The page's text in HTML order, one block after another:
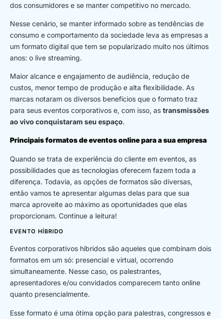
dos consumidores e se manter competitivo no mercado.
Nesse cenário, se manter informado sobre as tendências de
consumo e comportamento da sociedade leva as empresas a
um formato digital que tem se popularizado muito nos últimos
anos: o live streaming.
Maior alcance e engajamento de audiência, redução de
custos, menor tempo de produção e alta flexibilidade. As
marcas notaram os diversos benefícios que o formato traz
para seus eventos corporativos e, com isso, as transmissões
ao vivo conquistaram seu espaço.
Principais formatos de eventos online para a sua empresa
Quando se trata de experiência do cliente em eventos, as
possibilidades que as tecnologias oferecem fazem toda a
diferença. Todavia, as opções de formatos são diversas,
então vamos te apresentar algumas delas para que sua
marca aproveite ao máximo as oportunidades que elas
proporcionam. Continue a leitura!
EVENTO HÍBRIDO
Eventos corporativos híbridos são aqueles que combinam dois
formatos em um só: presencial e virtual, ocorrendo
simultaneamente. Nesse caso, os palestrantes,
apresentadores e/ou convidados comparecem tanto online
quanto presencialmente.
Esse formato é uma ótima opção para palestras, congressos e